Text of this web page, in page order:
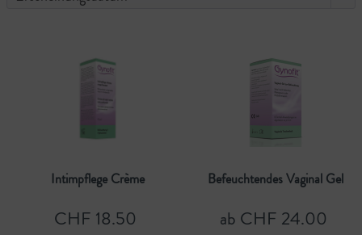
Intimpflege Crème
CHF 18.50
Befeuchtendes Vaginal Gel
ab CHF 24.00